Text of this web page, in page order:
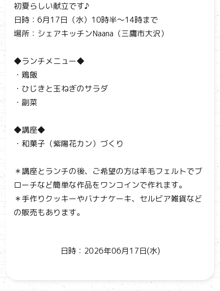
初夏らしい献立です♪
日時：6月17日（水）10時半～14時まで
場所：シェアキッチンNaana（三鷹市大沢）
◆ランチメニュー◆
・鶏飯
・ひじきと玉ねぎのサラダ
・副菜
◆講座◆
・和菓子（紫陽花カン）づくり
＊講座とランチの後、ご希望の方は羊毛フェルトでブ
ローチなど簡単な作品をワンコインで作れます。
＊手作りクッキーやバナナケーキ、セルビア雑貨など
の販売もあります。
日時：2026年06月17日(水)